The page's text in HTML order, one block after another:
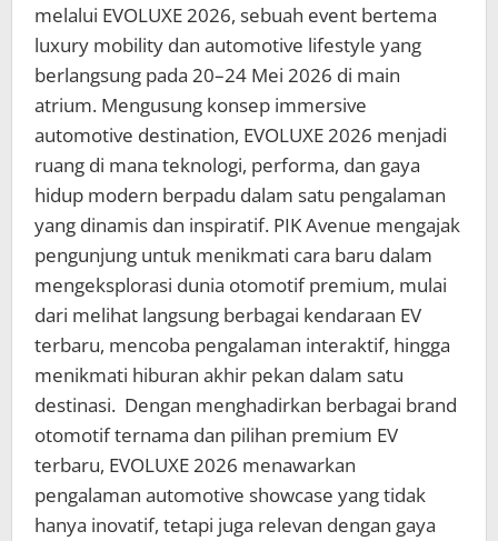
melalui EVOLUXE 2026, sebuah event bertema
luxury mobility dan automotive lifestyle yang
berlangsung pada 20–24 Mei 2026 di main
atrium. Mengusung konsep immersive
automotive destination, EVOLUXE 2026 menjadi
ruang di mana teknologi, performa, dan gaya
hidup modern berpadu dalam satu pengalaman
yang dinamis dan inspiratif. PIK Avenue mengajak
pengunjung untuk menikmati cara baru dalam
mengeksplorasi dunia otomotif premium, mulai
dari melihat langsung berbagai kendaraan EV
terbaru, mencoba pengalaman interaktif, hingga
menikmati hiburan akhir pekan dalam satu
destinasi. Dengan menghadirkan berbagai brand
otomotif ternama dan pilihan premium EV
terbaru, EVOLUXE 2026 menawarkan
pengalaman automotive showcase yang tidak
hanya inovatif, tetapi juga relevan dengan gaya